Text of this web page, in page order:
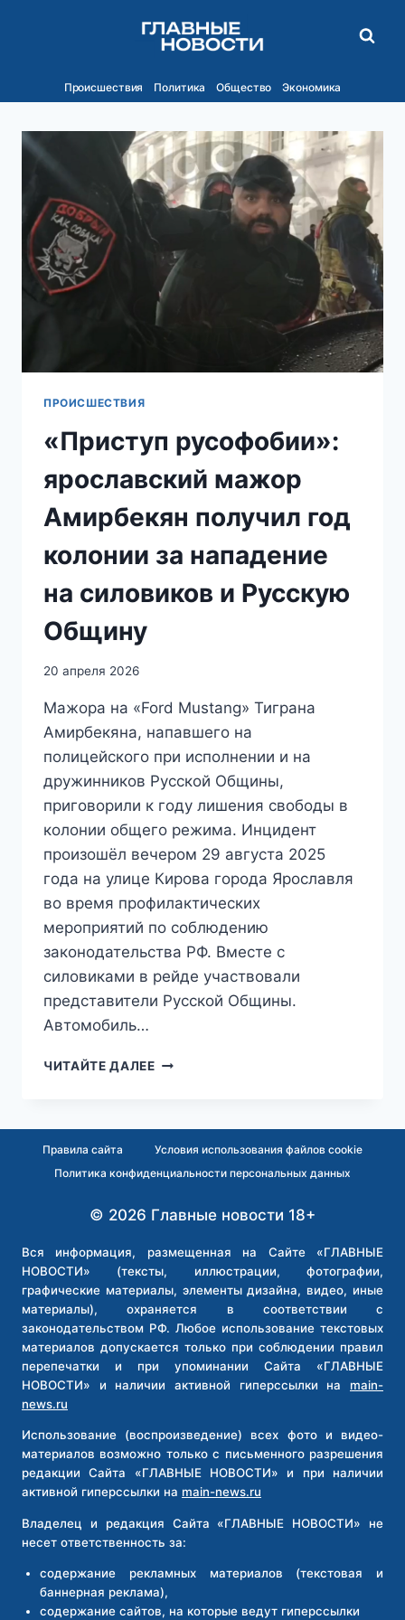
Происшествия Политика Общество Экономика
ПРОИСШЕСТВИЯ
«Приступ русофобии»:
ярославский мажор
Амирбекян получил год
колонии за нападение
на силовиков и Русскую
Общину
20 апреля 2026
Мажора на «Ford Mustang» Тиграна
Амирбекяна, напавшего на
полицейского при исполнении и на
дружинников Русской Общины,
приговорили к году лишения свободы в
колонии общего режима. Инцидент
произошёл вечером 29 августа 2025
года на улице Кирова города Ярославля
во время профилактических
мероприятий по соблюдению
законодательства РФ. Вместе с
силовиками в рейде участвовали
представители Русской Общины.
Автомобиль…
ЧИТАЙТЕ ДАЛЕЕ«ПРИСТУП
ПОЛУЧИЛ
ГОД
ЗА
НА
СИЛОВИКОВ
И
РУССКУЮ
ОБЩИНУ
Правила сайта
Условия использования файлов cookie
Политика конфиденциальности персональных данных
© 2026 Главные новости 18+
Вся информация, размещенная на Сайте «ГЛАВНЫЕ
НОВОСТИ» (тексты, иллюстрации, фотографии,
графические материалы, элементы дизайна, видео, иные
материалы), охраняется в соответствии с
законодательством РФ. Любое использование текстовых
материалов допускается только при соблюдении правил
перепечатки и при упоминании Сайта «ГЛАВНЫЕ
НОВОСТИ» и наличии активной гиперссылки на main-
news.ru
Использование (воспроизведение) всех фото и видео-
материалов возможно только с письменного разрешения
редакции Сайта «ГЛАВНЫЕ НОВОСТИ» и при наличии
активной гиперссылки на main-news.ru
Владелец и редакция Сайта «ГЛАВНЫЕ НОВОСТИ» не
несет ответственность за:
содержание рекламных материалов (текстовая и
баннерная реклама),
содержание сайтов, на которые ведут гиперссылки